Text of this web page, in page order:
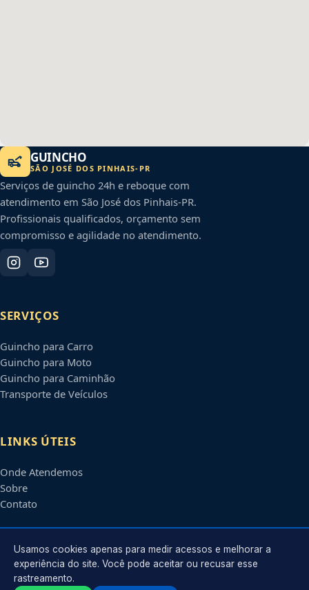
GUINCHO
SÃO JOSÉ DOS PINHAIS- PR
Serviços de guincho 24h e reboque com
atendimento em São José dos Pinhais-PR.
Profissionais qualificados, orçamento sem
compromisso e agilidade no atendimento.
SERVIÇOS
Guincho para Carro
Guincho para Moto
Guincho para Caminhão
Transporte de Veículos
LINKS ÚTEIS
Onde Atendemos
Sobre
Contato
CONTATO
Atendimento em
Usamos cookies apenas para medir acessos e melhorar a
experiência do site. Você pode aceitar ou recusar esse
rastreamento.